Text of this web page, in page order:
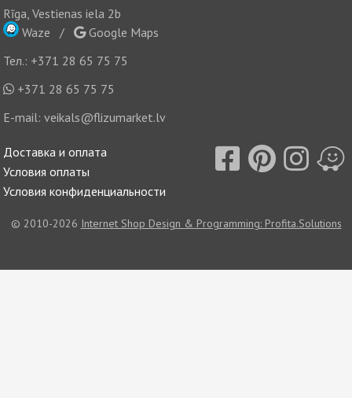
Rīga, Vestienas iela 2b
Waze /
Google Maps
Тел.: +371 28 65 75 75
+371 28 65 75 75
E-mail:veikals@flizumarket.lv
Доставка и оплата
Условия оплаты
Условия конфиденциальности
© 2010-2026 Internet Shop Design & Programming: Profita.Solutions